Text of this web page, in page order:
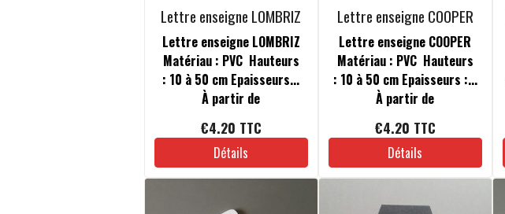
Lettre enseigne LOMBRIZ
Lettre enseigne LOMBRIZ
Matériau : PVC Hauteurs
: 10 à 50 cm Epaisseurs...
À partir de
€4.20 TTC
Détails
Lettre enseigne COOPER
Lettre enseigne COOPER
Matériau : PVC Hauteurs
: 10 à 50 cm Epaisseurs :...
À partir de
€4.20 TTC
Détails